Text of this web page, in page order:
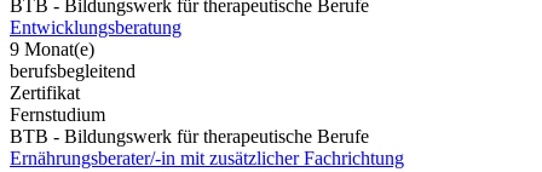
BTB - Bildungswerk für therapeutische Berufe
Entwicklungsberatung
9 Monat(e)
berufsbegleitend
Zertifikat
Fernstudium
BTB - Bildungswerk für therapeutische Berufe
Ernährungsberater/-in mit zusätzlicher Fachrichtung